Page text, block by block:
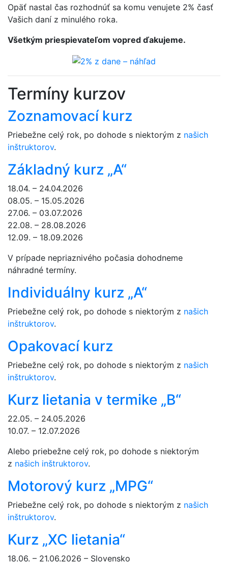
Opäť nastal čas rozhodnúť sa komu venujete 2% časť
Vašich daní z minulého roka.
Všetkým priespievateľom vopred ďakujeme.
Termíny kurzov
Zoznamovací kurz
Priebežne celý rok, po dohode s niektorým z našich
inštruktorov.
Základný kurz „A“
18.04. – 24.04.2026
08.05. – 15.05.2026
27.06. – 03.07.2026
22.08. – 28.08.2026
12.09. – 18.09.2026
V prípade nepriaznivého počasia dohodneme
náhradné termíny.
Individuálny kurz „A“
Priebežne celý rok, po dohode s niektorým z našich
inštruktorov.
Opakovací kurz
Priebežne celý rok, po dohode s niektorým z našich
inštruktorov.
Kurz lietania v termike „B“
22.05. – 24.05.2026
10.07. – 12.07.2026
Alebo priebežne celý rok, po dohode s niektorým
z našich inštruktorov.
Motorový kurz „MPG“
Priebežne celý rok, po dohode s niektorým z našich
inštruktorov.
Kurz „XC lietania“
18.06. – 21.06.2026 – Slovensko